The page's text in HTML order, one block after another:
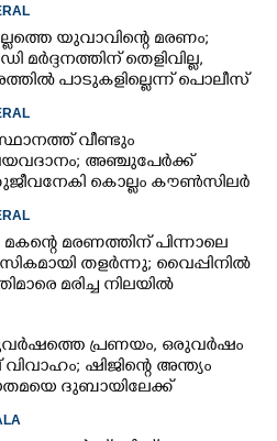
യുവാവിന്റെ മരണം;
മർദ്ദനത്തിന് തെളിവില്ല,
പാടുകളില്ലെന്ന് പൊലീസ്
വീണ്ടും
അഞ്ചുപേർക്ക്
കൊല്ലം കൗൺസിലർ
കുമാർ
മരണത്തിന് പിന്നാലെ
തളർന്നു; വൈപ്പിനിൽ
മരിച്ച നിലയിൽ
പ്രണയം,​ ഒരുവർഷം
ഷിജിന്റെ അന്ത്യം
ദുബായിലേക്ക്
ഒരുക്കത്തിനിടെ